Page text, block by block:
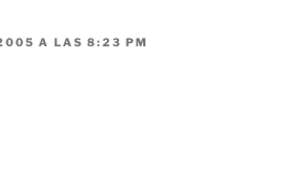
A LAS 8:23 PM